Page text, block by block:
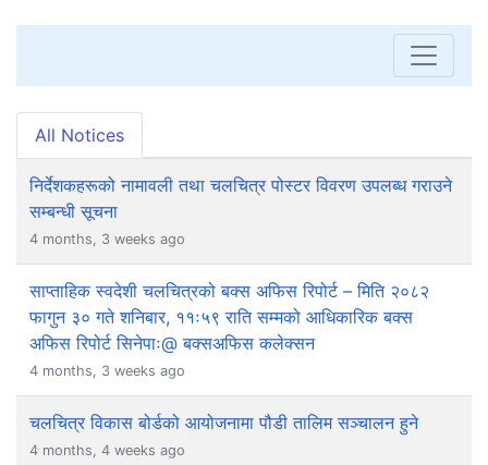
All Notices
निर्देशकहरूको नामावली तथा चलचित्र पोस्टर विवरण उपलब्ध गराउने
सम्बन्धी सूचना
4 months, 3 weeks ago
साप्ताहिक स्वदेशी चलचित्रको बक्स अफिस रिपोर्ट – मिति २०८२
फागुन ३० गते शनिबार, ११ः५९ राति सम्मको आधिकारिक बक्स
अफिस रिपोर्ट सिनेपाः@ बक्सअफिस कलेक्सन
4 months, 3 weeks ago
चलचित्र विकास बोर्डको आयोजनामा पौडी तालिम सञ्चालन हुने
4 months, 4 weeks ago